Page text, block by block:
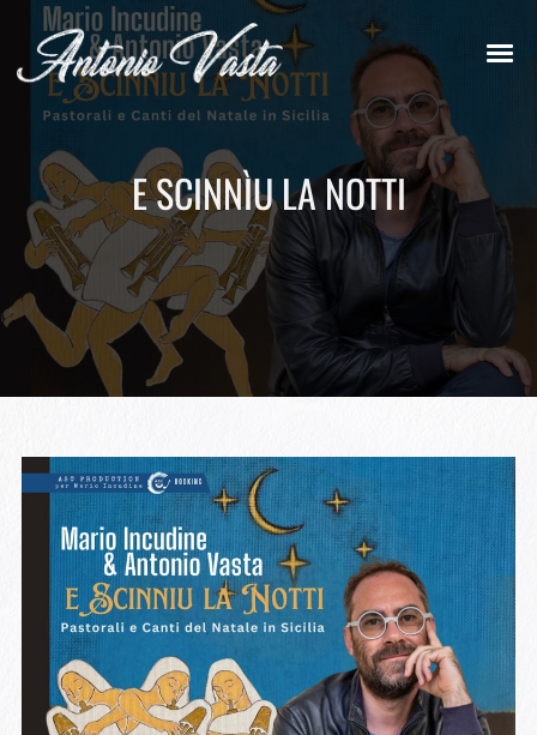
E SCINNÌU LA NOTTI